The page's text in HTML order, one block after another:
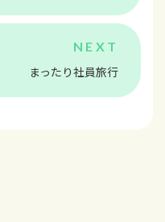
まったり社員旅行